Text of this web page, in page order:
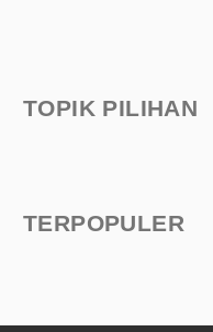
TOPIK PILIHAN
TERPOPULER